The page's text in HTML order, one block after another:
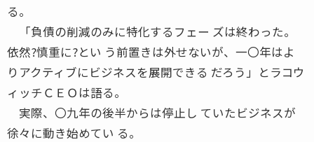
る。
「負債の削減のみに特化するフェー ズは終わった。
依然?慎重に?とい う前置きは外せないが、一〇年はよ
りアクティブにビジネスを展開できる だろう」とラコウ
ィッチＣＥＯは語る。
実際、〇九年の後半からは停止し ていたビジネスが
徐々に動き始めてい る。